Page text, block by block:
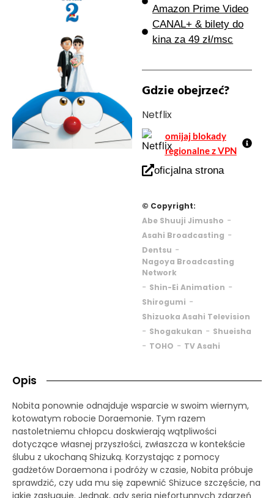
Amazon Prime Video
CANAL+ & bilety do
kina za 49 zł/msc
Gdzie obejrzeć?
Netflix
omijaj blokady
regionalne z VPN
oficjalna strona
© Copyright:
Abe Shuuji Jimusho -
Asahi Broadcasting -
Dentsu -
Nagoya Broadcasting
Network
- Shin-Ei Animation -
Shirogumi -
Shizuoka Asahi Television
- Shogakukan - Shueisha
- TOHO - TV Asahi
Opis
Nobita ponownie odnajduje wsparcie w swoim wiernym,
kotowatym robocie Doraemonie. Tym razem
nastoletniemu chłopcu doskwierają wątpliwości
dotyczące własnej przyszłości, zwłaszcza w kontekście
ślubu z ukochaną Shizuką. Korzystając z pomocy
gadżetów Doraemona i podróży w czasie, Nobita próbuje
sprawdzić, czy uda mu się zapewnić Shizuce szczęście, na
jakie zasługuje. Jednak, gdy seria niefortunnych zdarzeń